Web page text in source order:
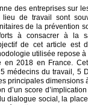
des entreprises sur
de travail sont
de la prévention
à consacrer à la
de cet article est
utilisée repose
en 2018 en France.
médecins du travail, 5
principales
d’un score
dialogue social, la